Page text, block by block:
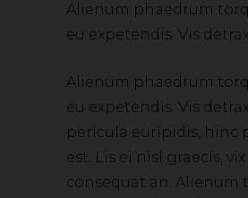
Alienum phaedrum
eu expetendis. Vis
Alienum phaedrum
eu expetendis. Vis
pericula euripidis, hinc
est. Lis ei nisl graecis,
consequat an. Alienum